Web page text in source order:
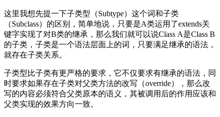
这里我想先提一下子类型（Subtype）这个词和子类
（Subclass）的区别，简单地说，只要是A类运用了extends关
键字实现了对B类的继承，那么我们就可以说Class A是Class B
的子类，子类是一个语法层面上的词，只要满足继承的语法，
就存在子类关系。
子类型比子类有更严格的要求，它不仅要求有继承的语法，同
时要求如果存在子类对父类方法的改写（override），那么改
写的内容必须符合父类原本的语义，其被调用后的作用应该和
父类实现的效果方向一致。